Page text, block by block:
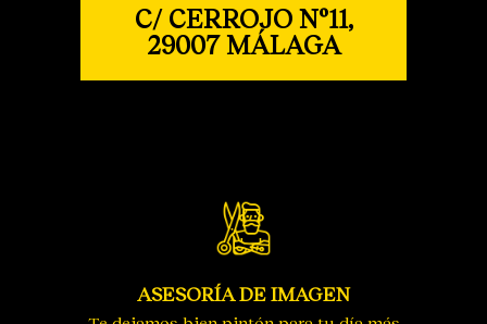
C/ CERROJO Nº11,
29007 MÁLAGA
ASESORÍA DE IMAGEN